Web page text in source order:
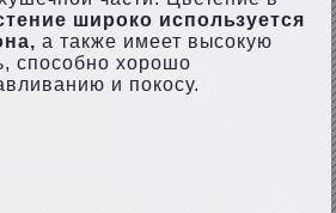
широко используется
а также имеет высокую
способно хорошо
и покосу.